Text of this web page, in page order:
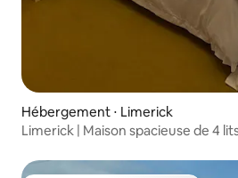
Hébergement ⋅ Limerick
Limerick | Maison spacieuse de 4